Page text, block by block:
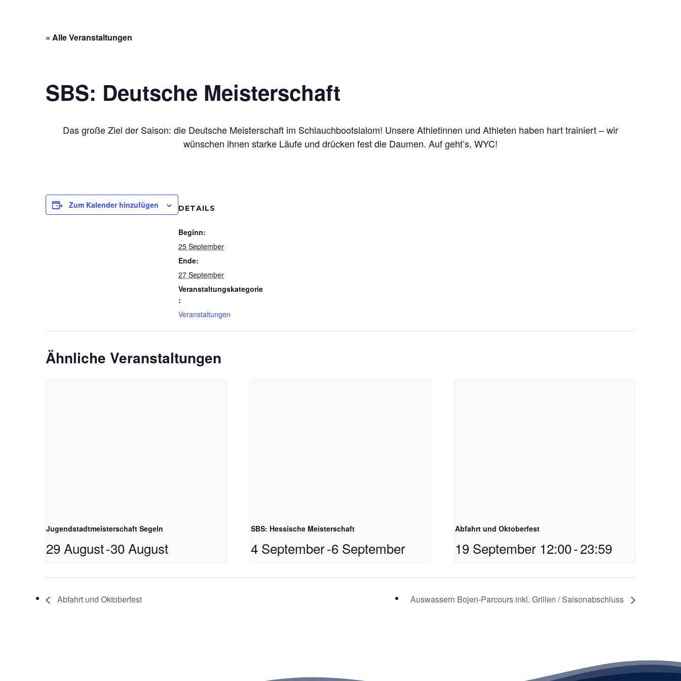
« Alle Veranstaltungen
SBS: Deutsche Meisterschaft
Das große Ziel der Saison: die Deutsche Meisterschaft im Schlauchbootslalom! Unsere Athletinnen und Athleten haben hart trainiert – wir
wünschen ihnen starke Läufe und drücken fest die Daumen. Auf geht’s, WYC!
Zum Kalender hinzufügen DETAILS
Beginn:
25 September
Ende:
27 September
Veranstaltungskategorie
:
Veranstaltungen
Ähnliche Veranstaltungen
Jugendstadtmeisterschaft Segeln
29 August-30 August
SBS: Hessische Meisterschaft
4 September-6 September
Abfahrt und Oktoberfest
19 September 12:00-23:59
Abfahrt und Oktoberfest Auswassern Bojen-Parcours inkl. Grillen / Saisonabschluss